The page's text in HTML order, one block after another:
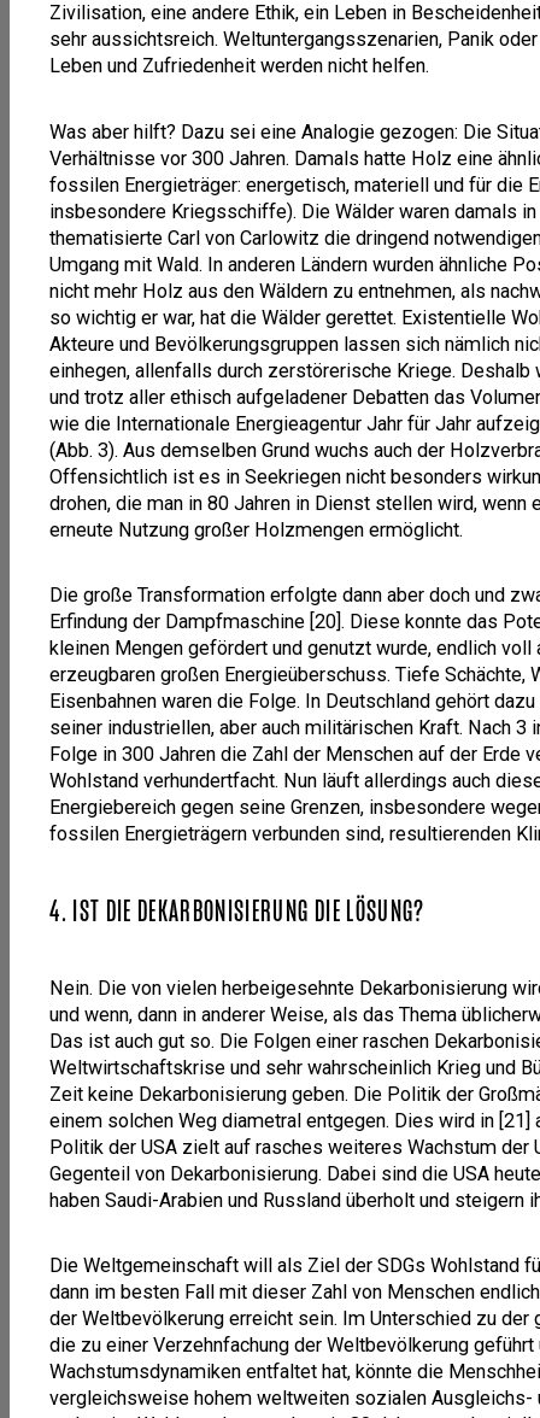
Zivilisation, eine andere Ethik, ein Leben in
sehr aussichtsreich. Weltuntergangsszenarien, Panik
Leben und Zufriedenheit werden nicht helfen.
Was aber hilft? Dazu sei eine Analogie gezogen: Die
Verhältnisse vor 300 Jahren. Damals hatte Holz eine
fossilen Energieträger: energetisch, materiell und für die
insbesondere Kriegsschiffe). Die Wälder waren damals
thematisierte Carl von Carlowitz die dringend
Umgang mit Wald. In anderen Ländern wurden ähnliche
nicht mehr Holz aus den Wäldern zu entnehmen, als
so wichtig er war, hat die Wälder gerettet. Existentielle
Akteure und Bevölkerungsgruppen lassen sich nämlich
einhegen, allenfalls durch zerstörerische Kriege.
und trotz aller ethisch aufgeladener Debatten das
wie die Internationale Energieagentur Jahr für Jahr
(Abb. 3). Aus demselben Grund wuchs auch der
Offensichtlich ist es in Seekriegen nicht besonders
drohen, die man in 80 Jahren in Dienst stellen wird,
erneute Nutzung großer Holzmengen ermöglicht.
Die große Transformation erfolgte dann aber doch und
Erfindung der Dampfmaschine [20]. Diese konnte das
kleinen Mengen gefördert und genutzt wurde, endlich voll
erzeugbaren großen Energieüberschuss. Tiefe Schächte,
Eisenbahnen waren die Folge. In Deutschland gehört
seiner industriellen, aber auch militärischen Kraft. Nach 3
Folge in 300 Jahren die Zahl der Menschen auf der Erde
Wohlstand verhundertfacht. Nun läuft allerdings auch
Energiebereich gegen seine Grenzen, insbesondere
fossilen Energieträgern verbunden sind, resultierenden
4. IST DIE DEKARBONISIERUNG DIE LÖSUNG?
Nein. Die von vielen herbeigesehnte Dekarbonisierung
und wenn, dann in anderer Weise, als das Thema
Das ist auch gut so. Die Folgen einer raschen
Weltwirtschaftskrise und sehr wahrscheinlich Krieg und
Zeit keine Dekarbonisierung geben. Die Politik der
einem solchen Weg diametral entgegen. Dies wird in
Politik der USA zielt auf rasches weiteres Wachstum der
Gegenteil von Dekarbonisierung. Dabei sind die USA
haben Saudi-Arabien und Russland überholt und steigern
Die Weltgemeinschaft will als Ziel der SDGs Wohlstand
dann im besten Fall mit dieser Zahl von Menschen
der Weltbevölkerung erreicht sein. Im Unterschied zu der
die zu einer Verzehnfachung der Weltbevölkerung
Wachstumsdynamiken entfaltet hat, könnte die
vergleichsweise hohem weltweiten sozialen Ausgleichs-